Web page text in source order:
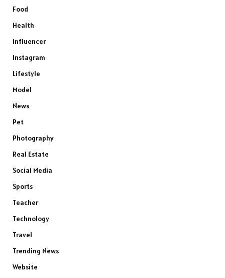
Food
Health
Influencer
Instagram
Lifestyle
Model
News
Pet
Photography
Real Estate
Social Media
Sports
Teacher
Technology
Travel
Trending News
Website